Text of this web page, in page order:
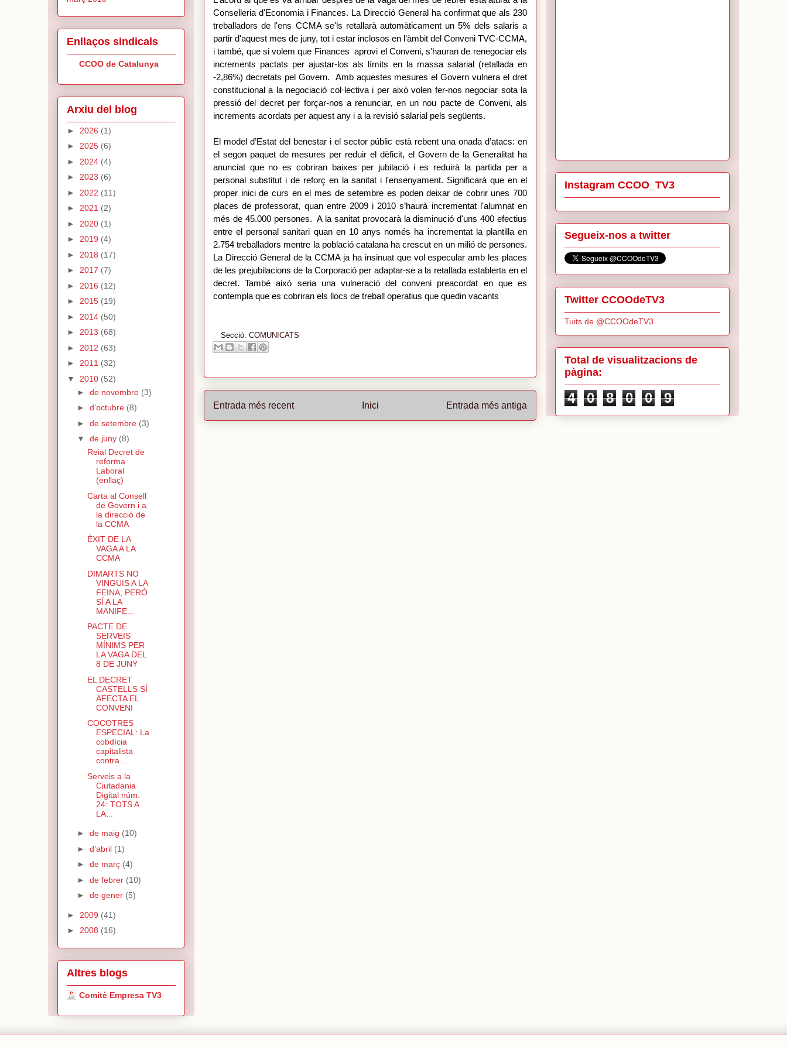
Conselleria d'Economia i Finances. La Direcció General ha confirmat que als 230
treballadors de l'ens CCMA se'ls retallarà automàticament un 5% dels salaris a
partir d'aquest mes de juny, tot i estar inclosos en l’àmbit del Conveni TVC-CCMA,
i també, que si volem que Finances aprovi el Conveni, s'hauran de renegociar els
increments pactats per ajustar-los als límits en la massa salarial (retallada en
-2,86%) decretats pel Govern.
Amb aquestes mesures el Govern vulnera el dret
constitucional a la negociació col·lectiva i per això volen fer-nos negociar sota la
pressió del decret per forçar-nos a renunciar, en un nou pacte de Conveni, als
increments acordats per aquest any i a la revisió salarial pels següents.
El model d’Estat del benestar i el sector públic està rebent una onada d’atacs: en
el segon paquet de mesures per reduir el dèficit, el Govern de la Generalitat ha
anunciat que no es cobriran baixes per jubilació i es reduirà la partida per a
personal substitut i de reforç en la sanitat i l'ensenyament. Significarà que en el
proper inici de curs en el mes de setembre es poden deixar de cobrir unes 700
places de professorat, quan entre 2009 i 2010 s’haurà incrementat l'alumnat en
més de 45.000 persones. A la sanitat provocarà la disminució d'uns 400 efectius
entre el personal sanitari quan en 10 anys només ha incrementat la plantilla en
2.754 treballadors mentre la població catalana ha crescut en un milió de persones.
La Direcció General de la CCMA ja ha insinuat que vol especular amb les places
de les prejubilacions de la Corporació per adaptar-se a la retallada establerta en el
decret. També això seria una vulneració del conveni preacordat en que es
contempla que es cobriran els llocs de treball operatius que quedin vacants
Secció: COMUNICATS
Entrada més recent Entrada més antiga
Inici
Enllaços sindicals
CCOO de Catalunya
Arxiu del blog
► 2026 (1)
► 2025 (6)
► 2024 (4)
► 2023 (6)
► 2022 (11)
► 2021 (2)
► 2020 (1)
► 2019 (4)
► 2018 (17)
► 2017 (7)
► 2016 (12)
► 2015 (19)
► 2014 (50)
► 2013 (68)
► 2012 (63)
► 2011 (32)
▼ 2010 (52)
► de novembre (3)
► d’octubre (8)
► de setembre (3)
▼ de juny (8)
Reial Decret de
reforma
Laboral
(enllaç)
Carta al Consell
de Govern i a
la direcció de
la CCMA
ÈXIT DE LA
VAGA A LA
CCMA
DIMARTS NO
VINGUIS A LA
FEINA, PERÒ
SÍ A LA
MANIFE...
PACTE DE
SERVEIS
MÍNIMS PER
LA VAGA DEL
8 DE JUNY
EL DECRET
CASTELLS SÍ
AFECTA EL
CONVENI
COCOTRES
ESPECIAL: La
cobdícia
capitalista
contra ...
Serveis a la
Ciutadania
Digital núm.
24: TOTS A
LA...
► de maig (10)
► d’abril (1)
► de març (4)
► de febrer (10)
► de gener (5)
► 2009 (41)
► 2008 (16)
Altres blogs
Comitè Empresa TV3
Instagram CCOO_TV3
Segueix-nos a twitter
Twitter CCOOdeTV3
Tuits de @CCOOdeTV3
Total de visualitzacions de
pàgina:
4 0 8 0 0 9